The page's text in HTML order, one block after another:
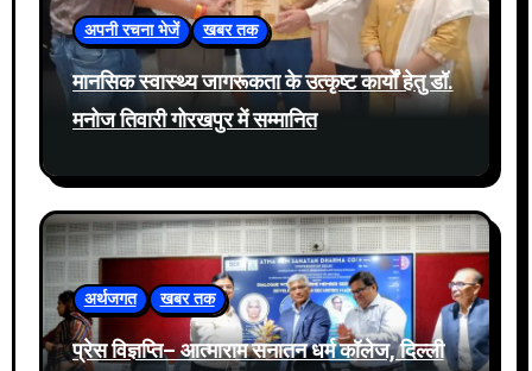
अपनी रचना भेजें खबर तक
मानसिक स्वास्थ्य जागरूकता के उत्कृष्ट कार्यों हेतु डॉ.
मनोज तिवारी गोरखपुर में सम्मानित
अर्थजगत खबर तक
प्रेस विज्ञप्ति– आत्माराम सनातन धर्म कॉलेज, दिल्ली